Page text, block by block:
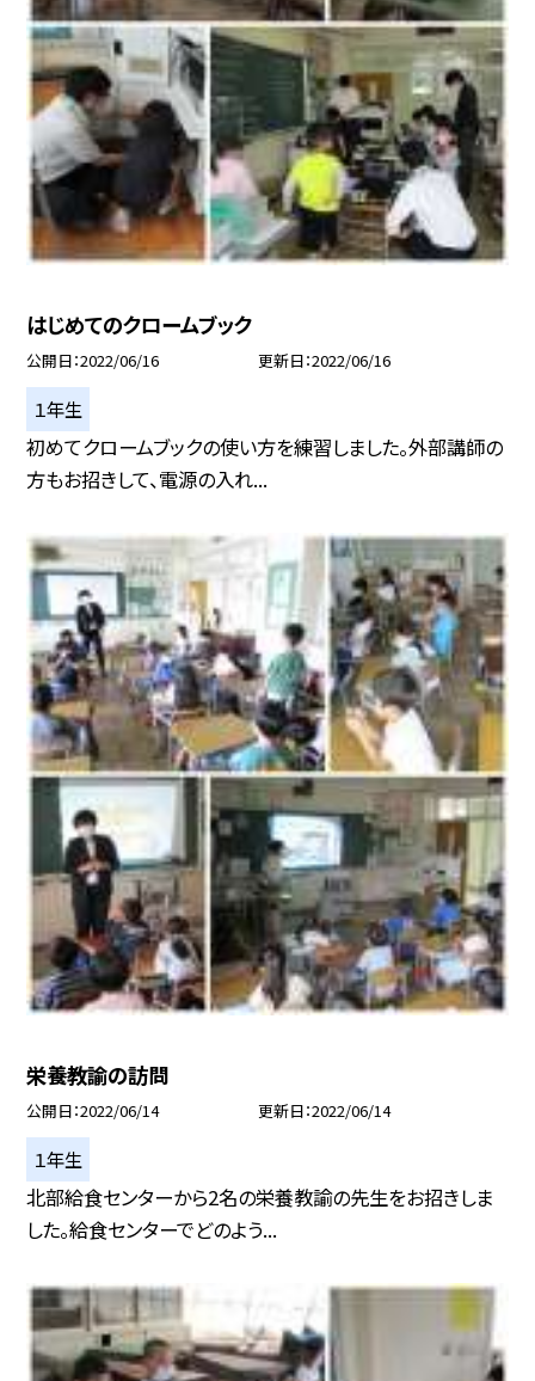
はじめてのクロームブック
公開日 2022/06/16 更新日 2022/06/16
１年生
初めてクロームブックの使い方を練習しました。外部講師の
方もお招きして、電源の入れ...
栄養教諭の訪問
公開日 2022/06/14 更新日 2022/06/14
１年生
北部給食センターから2名の栄養教諭の先生をお招きしま
した。給食センターでどのよう...